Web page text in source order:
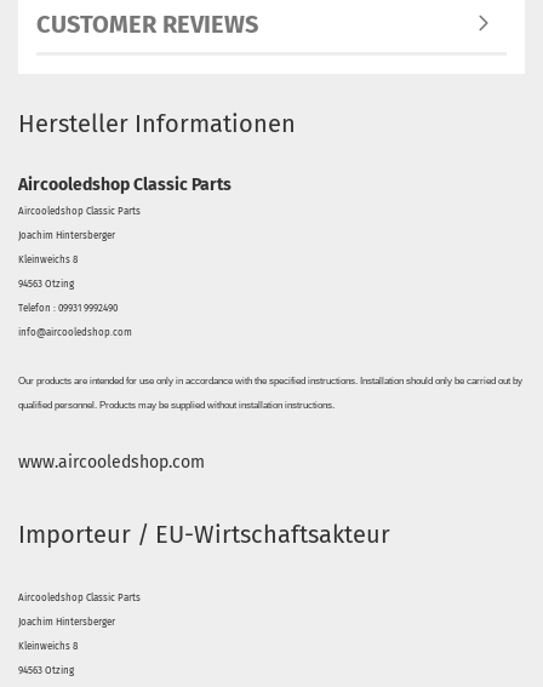
CUSTOMER REVIEWS
Hersteller Informationen
Aircooledshop Classic Parts
Aircooledshop Classic Parts
Joachim Hintersberger
Kleinweichs 8
94563 Otzing
Telefon : 09931 9992490
info@aircooledshop.com
Our products are intended for use only in accordance with the specified instructions. Installation should only be carried out by
qualified personnel. Products may be supplied without installation instructions.
www.aircooledshop.com
Importeur / EU-Wirtschaftsakteur
Aircooledshop Classic Parts
Joachim Hintersberger
Kleinweichs 8
94563 Otzing